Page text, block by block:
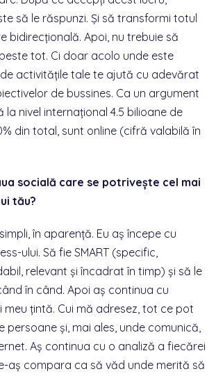
să le răspunzi. Și să transformi totul
bidirecțională. Apoi, nu trebuie să
tot. Ci doar acolo unde este
activitățile tale te ajută cu adevărat
de bussines. Ca un argument
la nivel internațional 4.5 bilioane de
din total, sunt online (cifră valabilă în
socială care se potrivește cel mai
tău?
în aparență. Eu aș începe cu
ului. Să fie SMART (specific,
relevant și încadrat în timp) și să le
în când. Apoi aș continua cu
meu țintă. Cui mă adresez, tot ce pot
persoane și, mai ales, unde comunică,
Aș continua cu o analiză a fiecărei
aș compara ca să văd unde merită să